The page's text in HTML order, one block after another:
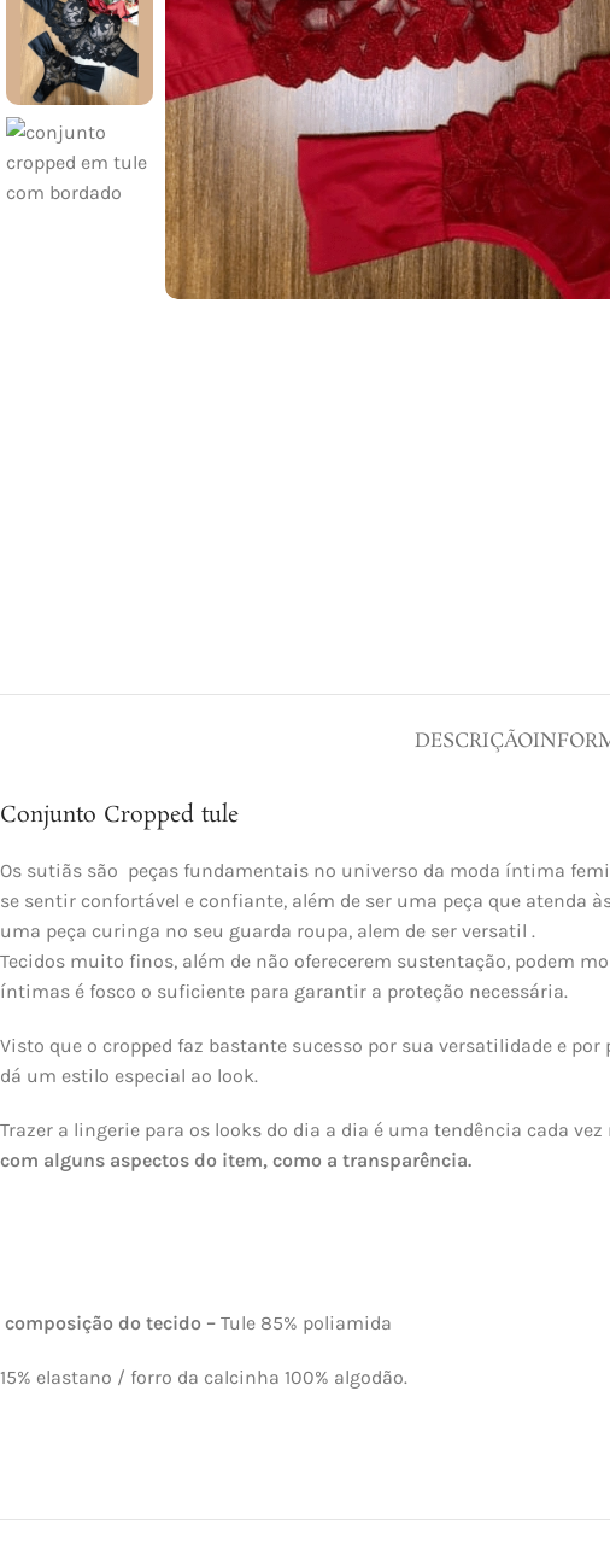
DESCRIÇÃO
Conjunto Cropped tule
Os sutiãs são peças fundamentais no universo da moda íntima
se sentir confortável e confiante, além de ser uma peça que atenda
uma peça curinga no seu guarda roupa, alem de ser versatil .
Tecidos muito finos, além de não oferecerem sustentação, podem
íntimas é fosco o suficiente para garantir a proteção necessária.
Visto que o cropped faz bastante sucesso por sua versatilidade e
dá um estilo especial ao look.
Trazer a lingerie para os looks do dia a dia é uma tendência cada
com alguns aspectos do item, como a transparência.
composição do tecido – Tule 85% poliamida
15% elastano / forro da calcinha 100% algodão.